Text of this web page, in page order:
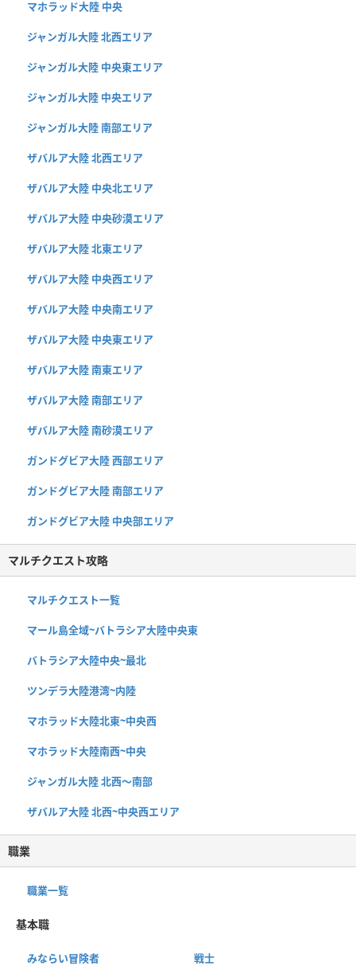
マホラッド大陸 中央
ジャンガル大陸 北西エリア
ジャンガル大陸 中央東エリア
ジャンガル大陸 中央エリア
ジャンガル大陸 南部エリア
ザバルア大陸 北西エリア
ザバルア大陸 中央北エリア
ザバルア大陸 中央砂漠エリア
ザバルア大陸 北東エリア
ザバルア大陸 中央西エリア
ザバルア大陸 中央南エリア
ザバルア大陸 中央東エリア
ザバルア大陸 南東エリア
ザバルア大陸 南部エリア
ザバルア大陸 南砂漠エリア
ガンドグビア大陸 西部エリア
ガンドグビア大陸 南部エリア
ガンドグビア大陸 中央部エリア
マルチクエスト攻略
マルチクエスト一覧
マール島全域~バトラシア大陸中央東
バトラシア大陸中央~最北
ツンデラ大陸港湾~内陸
マホラッド大陸北東~中央西
マホラッド大陸南西~中央
ジャンガル大陸 北西〜南部
ザバルア大陸 北西~中央西エリア
職業
職業一覧
基本職
みならい冒険者 戦士